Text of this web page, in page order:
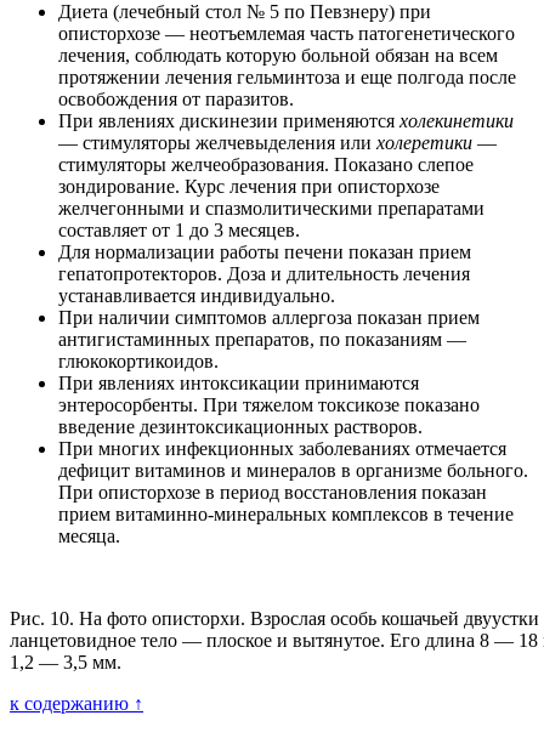
Диета (лечебный стол № 5 по Певзнеру) при
описторхозе — неотъемлемая часть патогенетического
лечения, соблюдать которую больной обязан на всем
протяжении лечения гельминтоза и еще полгода после
освобождения от паразитов.
При явлениях дискинезии применяются холекинетики
— стимуляторы желчевыделения или холеретики —
стимуляторы желчеобразования. Показано слепое
зондирование. Курс лечения при описторхозе
желчегонными и спазмолитическими препаратами
составляет от 1 до 3 месяцев.
Для нормализации работы печени показан прием
гепатопротекторов. Доза и длительность лечения
устанавливается индивидуально.
При наличии симптомов аллергоза показан прием
антигистаминных препаратов, по показаниям —
глюкокортикоидов.
При явлениях интоксикации принимаются
энтеросорбенты. При тяжелом токсикозе показано
введение дезинтоксикационных растворов.
При многих инфекционных заболеваниях отмечается
дефицит витаминов и минералов в организме больного.
При описторхозе в период восстановления показан
прием витаминно-минеральных комплексов в течение
месяца.
Рис. 10. На фото описторхи. Взрослая особь кошачьей двуустки
ланцетовидное тело — плоское и вытянутое. Его длина 8 —
1,2 — 3,5 мм.
к содержанию ↑